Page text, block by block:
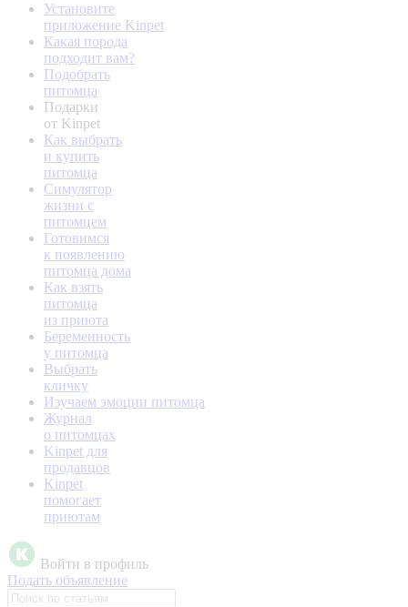
Установите
приложение Kinpet
Какая порода
подходит вам?
Подобрать
питомца
Подарки
от Kinpet
Как выбрать
и купить
питомца
Симулятор
жизни с
питомцем
Готовимся
к появлению
питомца дома
Как взять
питомца
из приюта
Беременность
у питомца
Выбрать
кличку
Изучаем эмоции питомца
Журнал
о питомцах
Kinpet для
продавцов
Kinpet
помогает
приютам
Войти в профиль
Подать объявление